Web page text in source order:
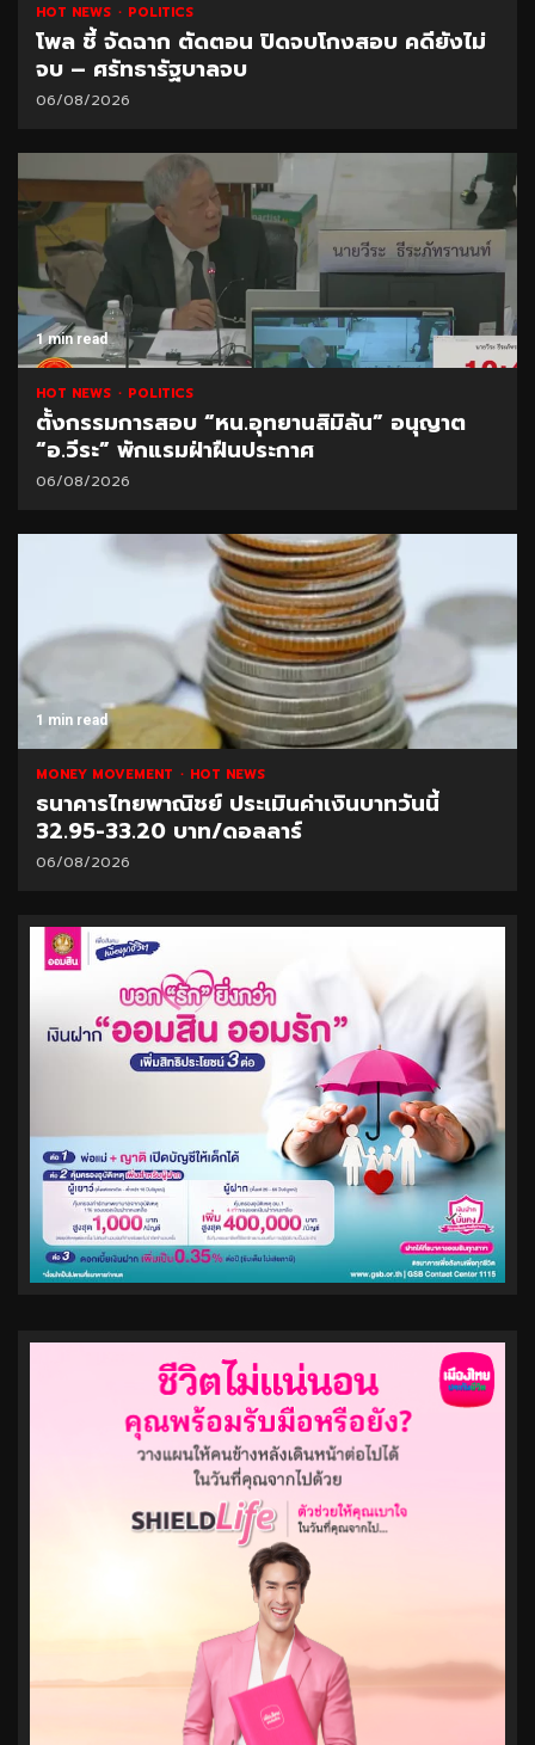
HOT NEWS POLITICS
โพล ชี้ จัดฉาก ตัดตอน ปิดจบโกงสอบ คดียังไม่
จบ – ศรัทธารัฐบาลจบ
06/08/2026
1 min read
HOT NEWS POLITICS
ตั้งกรรมการสอบ “หน.อุทยานสิมิลัน” อนุญาต
“อ.วีระ” พักแรมฝ่าฝืนประกาศ
06/08/2026
1 min read
MONEY MOVEMENT HOT NEWS
ธนาคารไทยพาณิชย์ ประเมินค่าเงินบาทวันนี้
32.95-33.20 บาท/ดอลลาร์
06/08/2026